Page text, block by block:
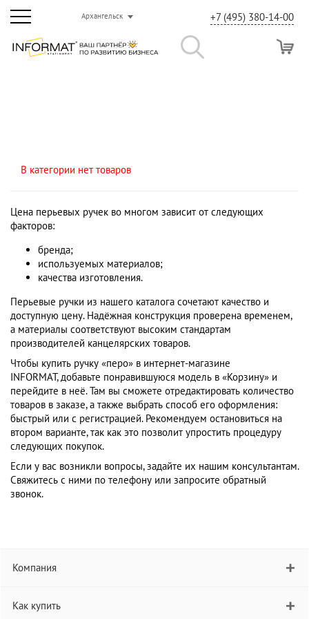
Архангельск +7 (495) 380-14-00
В категории нет товаров
Цена перьевых ручек во многом зависит от следующих
факторов:
бренда;
используемых материалов;
качества изготовления.
Перьевые ручки из нашего каталога сочетают качество и
доступную цену. Надёжная конструкция проверена временем,
а материалы соответствуют высоким стандартам
производителей канцелярских товаров.
Чтобы купить ручку «перо» в интернет-магазине
INFORMAT, добавьте понравившуюся модель в «Корзину» и
перейдите в неё. Там вы сможете отредактировать количество
товаров в заказе, а также выбрать способ его оформления:
быстрый или с регистрацией. Рекомендуем остановиться на
втором варианте, так как это позволит упростить процедуру
следующих покупок.
Если у вас возникли вопросы, задайте их нашим консультантам.
Свяжитесь с ними по телефону или запросите обратный
звонок.
Компания
Как купить